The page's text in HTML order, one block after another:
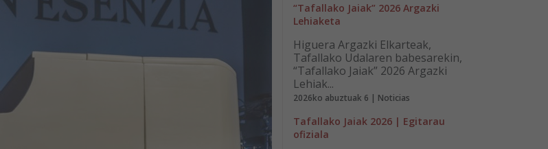
“Tafallako Jaiak” 2026 Argazki
Lehiaketa
Higuera Argazki Elkarteak,
Tafallako Udalaren babesarekin,
“Tafallako Jaiak” 2026 Argazki
Lehiak...
2026ko abuztuak 6 | Noticias
Tafallako Jaiak 2026 | Egitarau
ofiziala